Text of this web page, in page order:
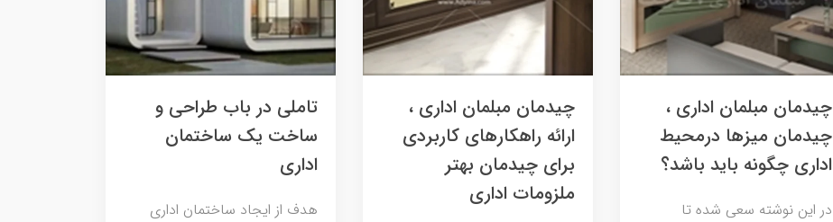
چیدمان مبلمان اداری ،
چیدمان میزها درمحیط
اداری چگونه باید باشد؟
در این نوشته سعی شده تا
چیدمان مبلمان اداری ،
ارائه راهکارهای کاربردی
برای چیدمان بهتر
ملزومات اداری
تاملی در باب طراحی و
ساخت یک ساختمان
اداری
هدف از ایجاد ساختمان اداری